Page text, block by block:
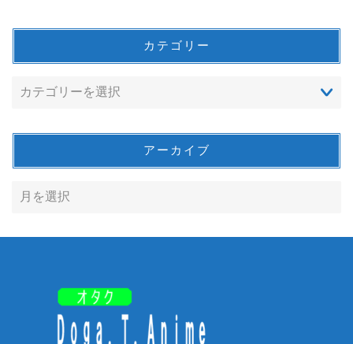
カテゴリー
アーカイブ